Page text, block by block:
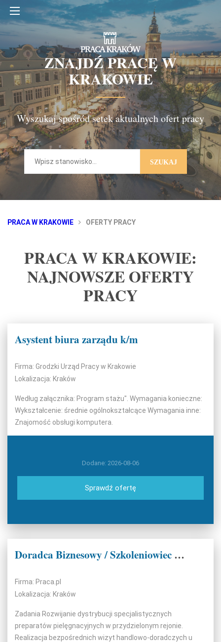
ZNAJDŹ PRACĘ W
KRAKOWIE
Wyszukaj spośród setek aktualnych ofert pracy
PRACA W KRAKOWIE OFERTY PRACY
PRACA W KRAKOWIE:
NAJNOWSZE OFERTY
PRACY
Asystent biura zarządu k/m
Firma: Grodzki Urząd Pracy w Krakowie
Lokalizacja: Kraków
Według załącznika: Program stażu". Wymagania konieczne:
Wykształcenie: średnie ogólnokształcące Wymagania inne:
Znajomość obsługi komputera.
Dodane: 2026-08-06
Sprawdź ofertę
Doradca Biznesowy / Szkoleniowiec w branży Beauty
Firma: Praca.pl
Lokalizacja: Kraków
Zadania Rozwijanie dystrybucji specjalistycznych
preparatów pielęgnacyjnych w przydzielonym rejonie.
Realizacja bezpośrednich wizyt handlowo-doradczych u